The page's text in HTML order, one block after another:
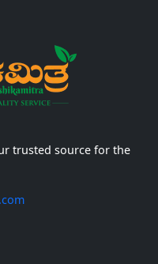
trusted source for the